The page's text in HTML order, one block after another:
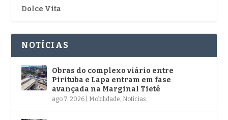
Dolce Vita
NOTÍCIAS
Obras do complexo viário entre
Pirituba e Lapa entram em fase
avançada na Marginal Tietê
ago 7, 2026 Mobilidade, Notícias